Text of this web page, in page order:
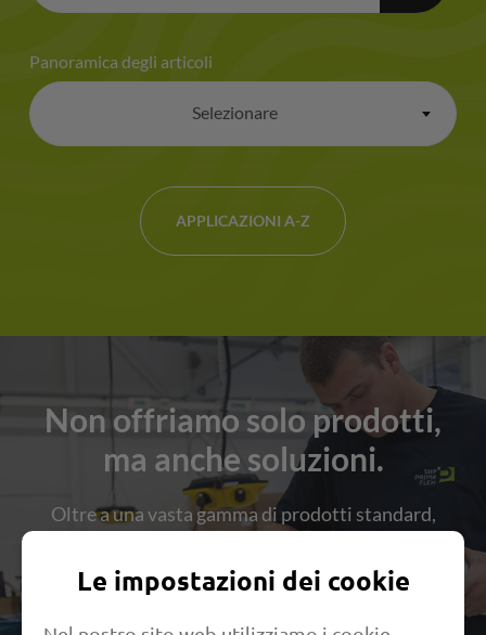
Non offriamo solo prodotti,
ma anche soluzioni.
Oltre a una vasta gamma di prodotti standard,
speciali individuali e sistemi di tubi per tutti i
settori di applicazione. Oltre 40 anni di esperienza
nello sviluppo e nella produzione di tubi tecnici
Panoramica degli articoli
Selezionare
APPLICAZIONI A-Z
Le impostazioni dei cookie